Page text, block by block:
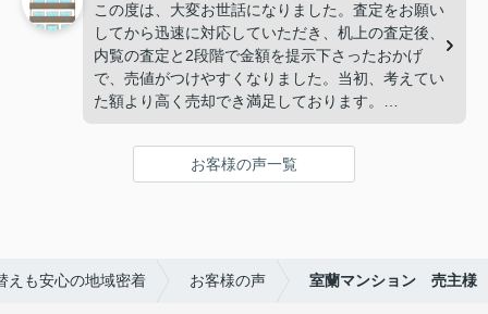
この度は、大変お世話になりました。査定をお願い
してから迅速に対応していただき、机上の査定後、
内覧の査定と2段階で金額を提示下さったおかげ
で、売値がつけやすくなりました。当初、考えてい
た額より高く売却でき満足しております。
にありがとうございました。
お客様の声一覧
えも安心の地域密着 お客様の声 室蘭マンション 売主様